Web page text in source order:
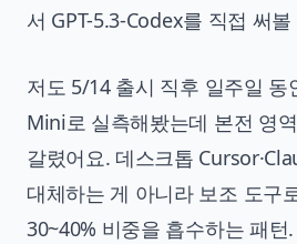
서 GPT-5.3-Codex를 직접 써
저도 5/14 출시 직후 일주일 동
Mini로 실측해봤는데 본전 영
갈렸어요. 데스크톱
대체하는 게 아니라 보조 도구
30~40% 비중을 흡수하는 패